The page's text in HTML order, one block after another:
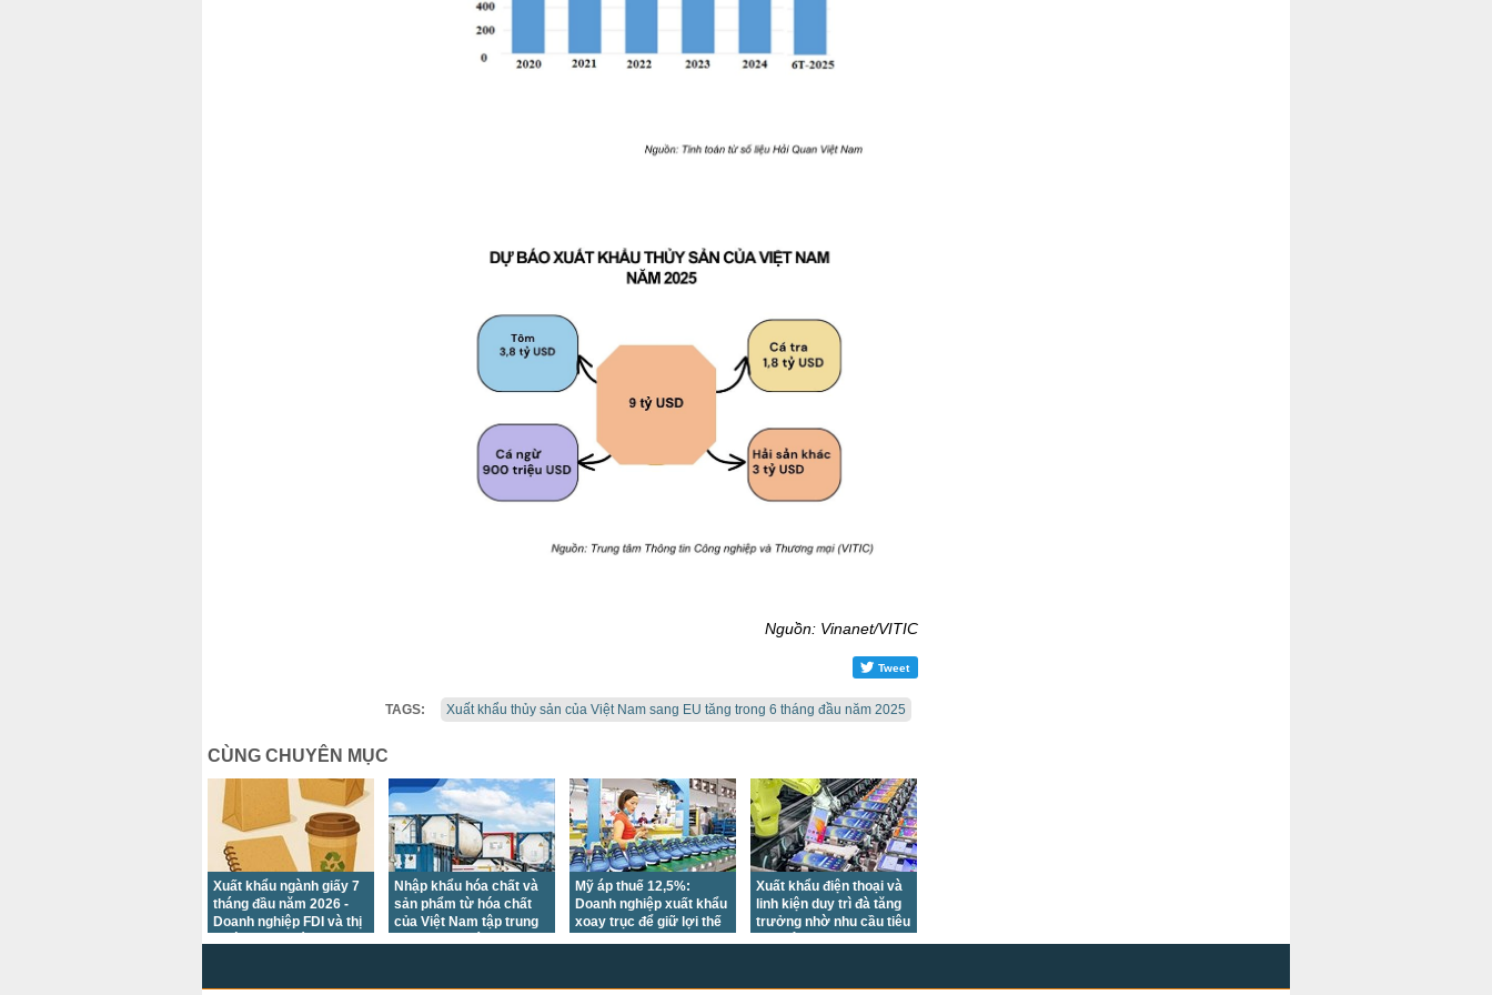
Nguồn: Vinanet/VITIC
Tweet
TAGS: Xuất khẩu thủy sản của Việt Nam sang EU tăng trong 6 tháng đầu năm 2025
CÙNG CHUYÊN MỤC
Xuất khẩu ngành giấy 7
tháng đầu năm 2026 -
Doanh nghiệp FDI và thị
Nhập khẩu hóa chất và
sản phẩm từ hóa chất
của Việt Nam tập trung
Mỹ áp thuế 12,5%:
Doanh nghiệp xuất khẩu
xoay trục để giữ lợi thế
Xuất khẩu điện thoại và
linh kiện duy trì đà tăng
trưởng nhờ nhu cầu tiêu